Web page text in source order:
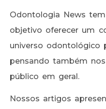
Odontologia News
objetivo oferecer um
universo odontológico
pensando também
público em geral.
Nossos artigos